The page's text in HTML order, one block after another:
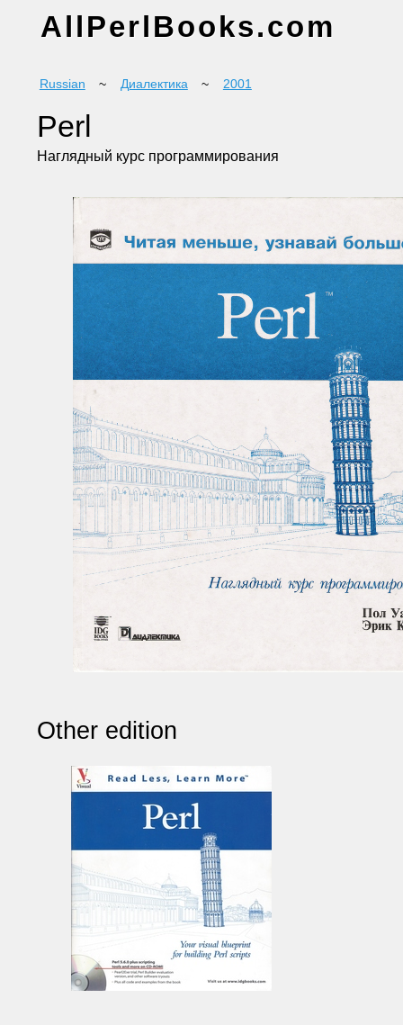
AllPerlBooks.com
Russian ~ Диалектика ~ 2001
Perl
Наглядный курс программирования
Other edition